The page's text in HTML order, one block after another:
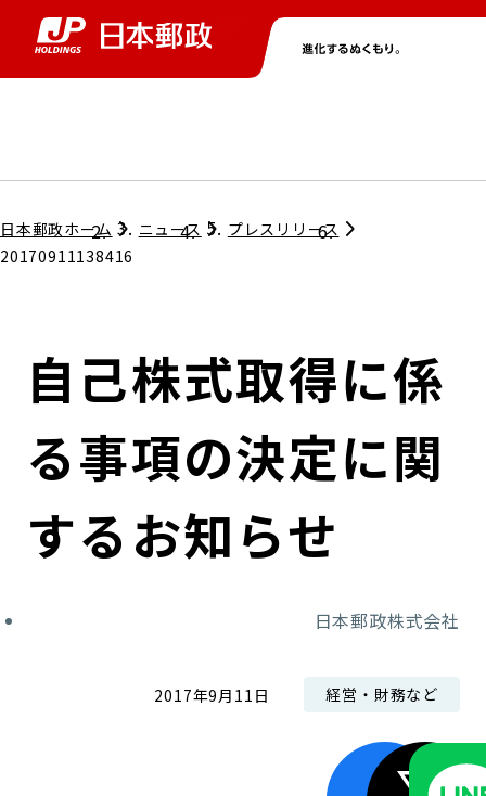
グループ情報トップ
コンプライアンス
ガバナンス
株主・投資家情報トップ
個人投資家のみなさまへ
株式情報
ニューストップ
サステナビリティトップ
担当役員メッセージ
サステナビリティマネジメント
採用情報トップ
日本郵政ホーム ニュース
プレスリリース
20170911138416
自己株式取得に係
る事項の決定に関
するお知らせ
日本郵政株式会社
2017年9月11日 経営・財務など